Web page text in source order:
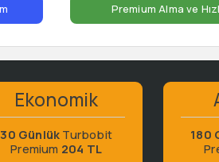
Premium Alma ve
Ekonomik
30 Günlük Turbobit
Premium 204 TL
180